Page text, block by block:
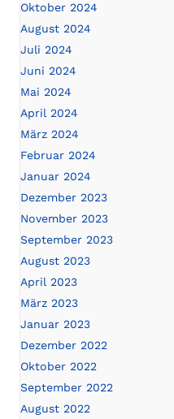
Oktober 2024
August 2024
Juli 2024
Juni 2024
Mai 2024
April 2024
März 2024
Februar 2024
Januar 2024
Dezember 2023
November 2023
September 2023
August 2023
April 2023
März 2023
Januar 2023
Dezember 2022
Oktober 2022
September 2022
August 2022